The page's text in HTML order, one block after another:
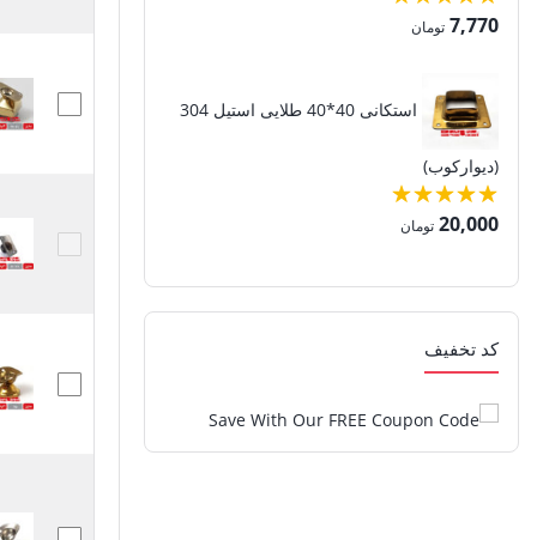
قطعات نرده استیل طلایی
قوطی پروفیل استیل
کف کوب نرده استیل
لوله استیل 201 (16)
لوله استیل 304
7,770 تومان
استکانی 40*40 طلایی استیل 304
(دیوارکوب)
20,000 تومان
کد تخفیف